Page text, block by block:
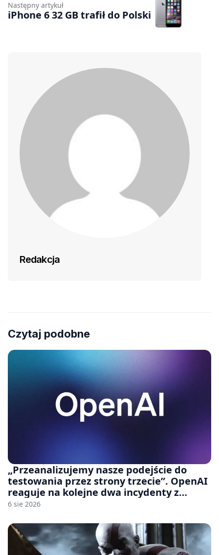
Następny artykuł
iPhone 6 32 GB trafił do Polski
Redakcja
Czytaj podobne
„Przeanalizujemy nasze podejście do
testowania przez strony trzecie”. OpenAI
reaguje na kolejne dwa incydenty z
udziałem autorskich modeli
6 sie 2026